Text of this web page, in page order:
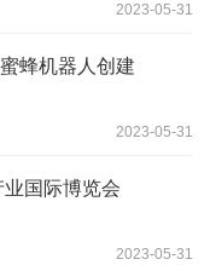
2023-05-31
蜂机器人创建
2023-05-31
国际博览会
2023-05-31